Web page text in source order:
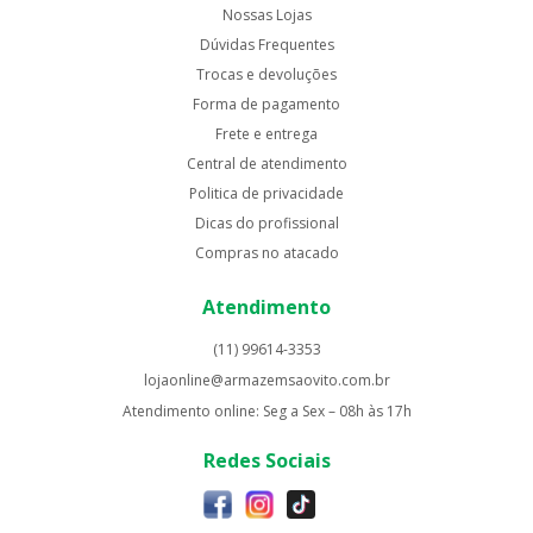
Nossas Lojas
Dúvidas Frequentes
Trocas e devoluções
Forma de pagamento
Frete e entrega
Central de atendimento
Politica de privacidade
Dicas do profissional
Compras no atacado
Atendimento
(11) 99614-3353
lojaonline@armazemsaovito.com.br
Atendimento online: Seg a Sex – 08h às 17h
Redes Sociais